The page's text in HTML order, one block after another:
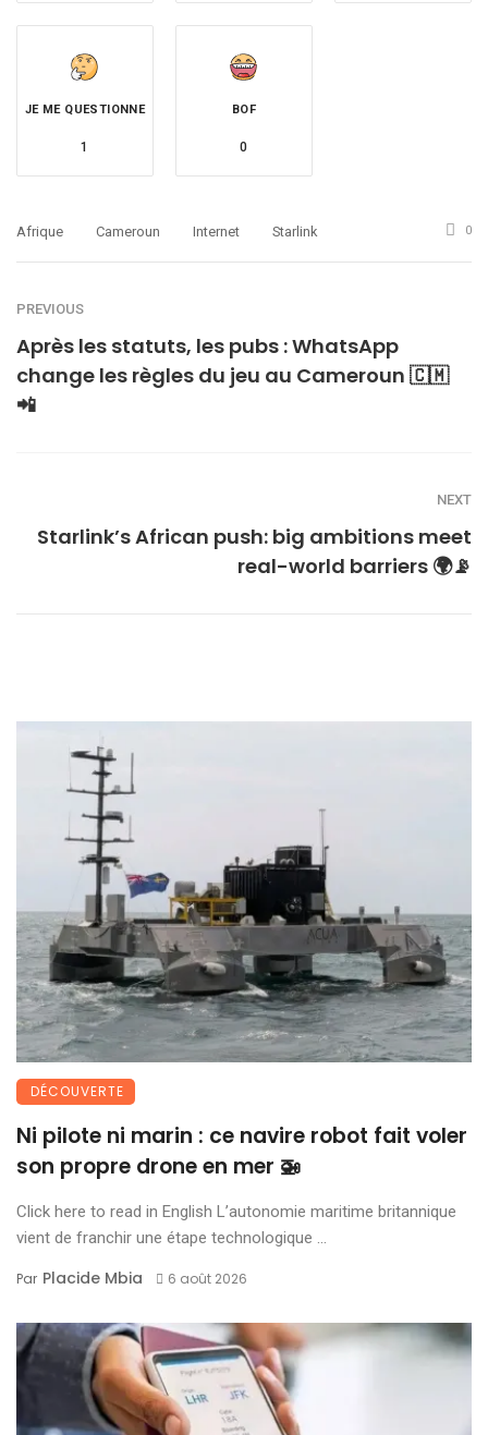
JE ME QUESTIONNE
1
BOF
0
Afrique Cameroun Internet Starlink 0
PREVIOUS
Après les statuts, les pubs : WhatsApp
change les règles du jeu au Cameroun 🇨🇲
📲
NEXT
Starlink’s African push: big ambitions meet
real-world barriers 🌍📡
DÉCOUVERTE
Ni pilote ni marin : ce navire robot fait voler
son propre drone en mer 🚁
Click here to read in English L’autonomie maritime britannique
vient de franchir une étape technologique ...
Par Placide Mbia 6 août 2026